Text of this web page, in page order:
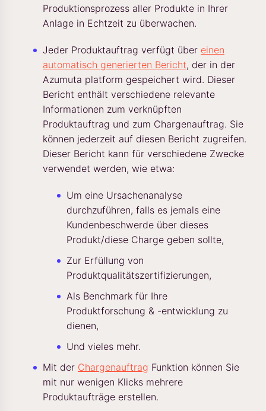
Produktionsprozess aller Produkte in Ihrer
Anlage in Echtzeit zu überwachen.
Jeder Produktauftrag verfügt über einen
automatisch generierten Bericht, der in der
Azumuta platform gespeichert wird. Dieser
Bericht enthält verschiedene relevante
Informationen zum verknüpften
Produktauftrag und zum Chargenauftrag. Sie
können jederzeit auf diesen Bericht zugreifen.
Dieser Bericht kann für verschiedene Zwecke
verwendet werden, wie etwa:
Um eine Ursachenanalyse
durchzuführen, falls es jemals eine
Kundenbeschwerde über dieses
Produkt/diese Charge geben sollte,
Zur Erfüllung von
Produktqualitätszertifizierungen,
Als Benchmark für Ihre
Produktforschung & -entwicklung zu
dienen,
Und vieles mehr.
Mit der Chargenauftrag Funktion können Sie
mit nur wenigen Klicks mehrere
Produktaufträge erstellen.